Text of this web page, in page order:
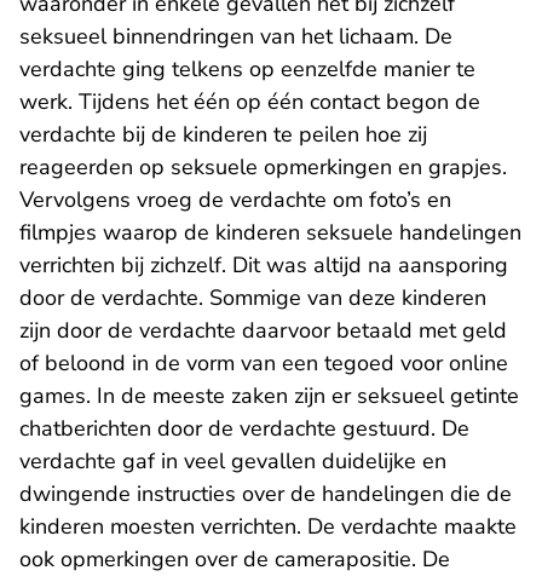
seksueel binnendringen van het lichaam. De
verdachte ging telkens op eenzelfde manier te
werk. Tijdens het één op één contact begon de
verdachte bij de kinderen te peilen hoe zij
reageerden op seksuele opmerkingen en grapjes.
Vervolgens vroeg de verdachte om foto’s en
filmpjes waarop de kinderen seksuele handelingen
verrichten bij zichzelf. Dit was altijd na aansporing
door de verdachte. Sommige van deze kinderen
zijn door de verdachte daarvoor betaald met geld
of beloond in de vorm van een tegoed voor online
games. In de meeste zaken zijn er seksueel getinte
chatberichten door de verdachte gestuurd. De
verdachte gaf in veel gevallen duidelijke en
dwingende instructies over de handelingen die de
kinderen moesten verrichten. De verdachte maakte
ook opmerkingen over de camerapositie. De